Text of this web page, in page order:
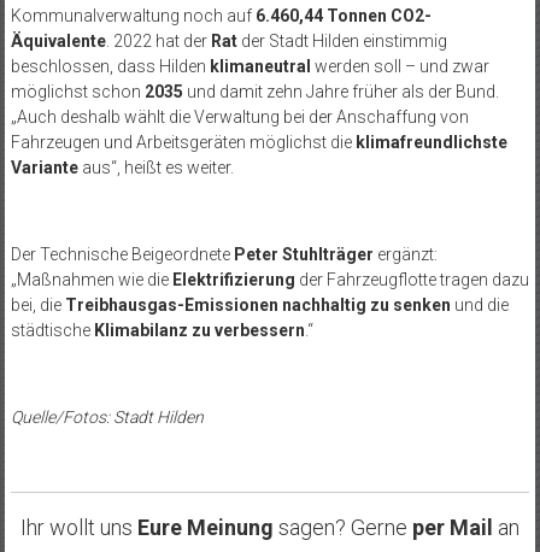
Kommunalverwaltung noch auf 6.460,44 Tonnen CO2-
Äquivalente. 2022 hat der Ratder Stadt Hilden einstimmig
beschlossen, dass Hilden klimaneutral werden soll – und zwar
möglichst schon 2035 und damit zehn Jahre früher als der Bund.
„Auch deshalb wählt die Verwaltung bei der Anschaffung von
Fahrzeugen und Arbeitsgeräten möglichst die klimafreundlichste
Varianteaus“, heißt es weiter.
Der Technische Beigeordnete Peter Stuhlträger ergänzt:
„Maßnahmen wie die Elektrifizierung der Fahrzeugflotte tragen dazu
bei, die Treibhausgas-Emissionen nachhaltig zu senken und die
städtische Klimabilanz zu verbessern .“
Quelle/Fotos: Stadt Hilden
Ihr wollt uns Eure Meinung sagen? Gerne per Mail an